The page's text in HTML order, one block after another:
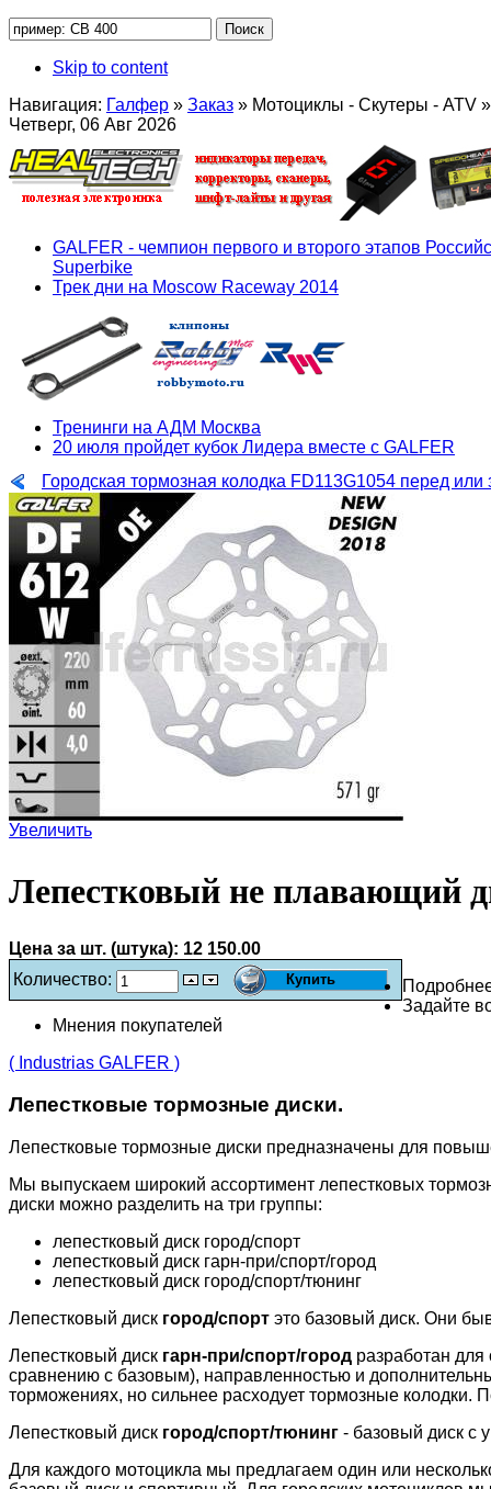
Skip to content
Навигация: Галфер » Заказ » Мотоциклы - Скутеры - ATV »
Четверг, 06 Авг 2026
GALFER - чемпион первого и второго этапов
Superbike
Трек дни на Moscow Raceway 2014
Тренинги на АДМ Москва
20 июля пройдет кубок Лидера вместе с GALFER
Городская тормозная колодка FD113G1054 перед или
Увеличить
Лепестковый не плавающий
Цена за шт. (штука): 12 150.00
Количество:
Задайте
Мнения покупателей
( Industrias GALFER )
Лепестковые тормозные диски.
Лепестковые тормозные диски предназначены для
Мы выпускаем широкий ассортимент лепестковых
диски можно разделить на три группы:
лепестковый диск город/спорт
лепестковый диск гарн-при/спорт/город
лепестковый диск город/спорт/тюнинг
Лепестковый диск город/спорт это базовый диск. Они
Лепестковый диск гарн-при/спорт/город разработан
сравнению с базовым), направленностью и
торможениях, но сильнее расходует тормозные колодки.
Лепестковый диск город/спорт/тюнинг - базовый диск с
Для каждого мотоцикла мы предлагаем один или